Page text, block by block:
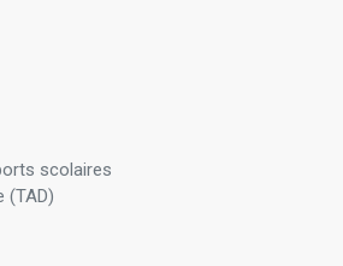
scolaires
(TAD)